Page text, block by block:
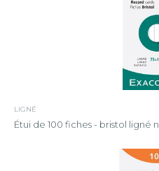
LIGNÉ
Étui de 100 fiches - bristol ligné